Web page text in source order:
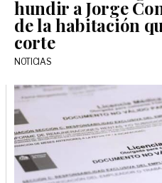
hundir a Jorge
de la habitación
corte
NOTICIAS